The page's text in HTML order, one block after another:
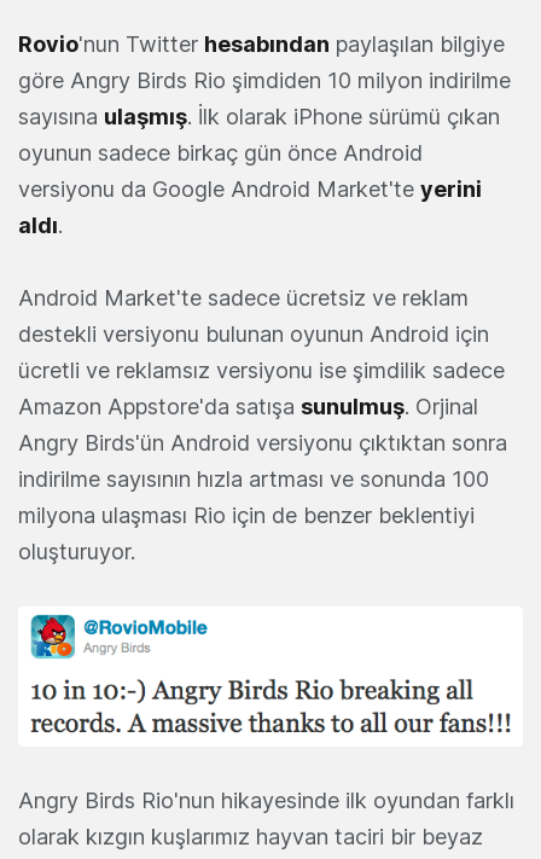
Rovio'nun Twitter hesabından paylaşılan bilgiye
göre Angry Birds Rio şimdiden 10 milyon indirilme
sayısına ulaşmış. İlk olarak iPhone sürümü çıkan
oyunun sadece birkaç gün önce Android
versiyonu da Google Android Market'te yerini
aldı.
Android Market'te sadece ücretsiz ve reklam
destekli versiyonu bulunan oyunun Android için
ücretli ve reklamsız versiyonu ise şimdilik sadece
Amazon Appstore'da satışa sunulmuş. Orjinal
Angry Birds'ün Android versiyonu çıktıktan sonra
indirilme sayısının hızla artması ve sonunda 100
milyona ulaşması Rio için de benzer beklentiyi
oluşturuyor.
Angry Birds Rio'nun hikayesinde ilk oyundan farklı
olarak kızgın kuşlarımız hayvan taciri bir beyaz